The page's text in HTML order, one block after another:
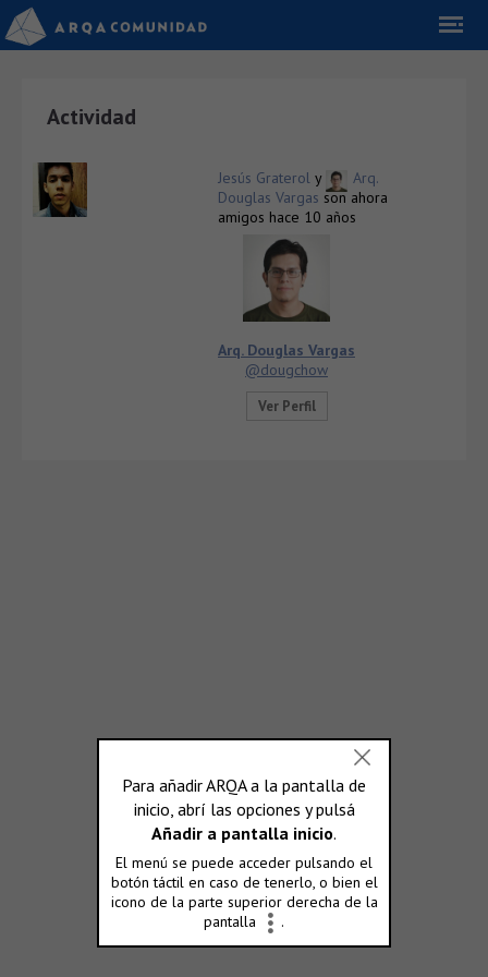
Actividad
Jesús Graterol y
Arq.
Douglas Vargas son ahora
amigos hace 10 años
Arq. Douglas Vargas
@dougchow
Ver Perfil